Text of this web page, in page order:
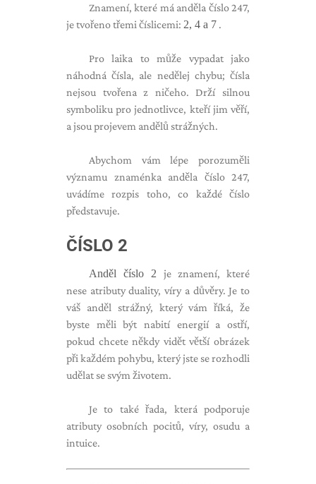
Znamení, které má anděla číslo 247,
je tvořeno třemi číslicemi: 2, 4 a 7 .
Pro laika to může vypadat jako
náhodná čísla, ale nedělej chybu; čísla
nejsou tvořena z ničeho. Drží silnou
symboliku pro jednotlivce, kteří jim věří,
a jsou projevem andělů strážných.
Abychom vám lépe porozuměli
významu znaménka anděla číslo 247,
uvádíme rozpis toho, co každé číslo
představuje.
ČÍSLO 2
Anděl číslo 2 je znamení, které
nese atributy duality, víry a důvěry. Je to
váš anděl strážný, který vám říká, že
byste měli být nabití energií a ostří,
pokud chcete někdy vidět větší obrázek
při každém pohybu, který jste se rozhodli
udělat se svým životem.
Je to také řada, která podporuje
atributy osobních pocitů, víry, osudu a
intuice.